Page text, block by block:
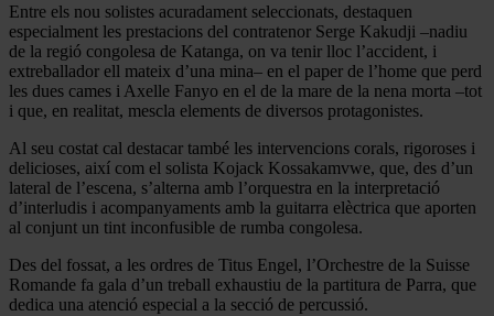
Entre els nou solistes acuradament seleccionats, destaquen
especialment les prestacions del contratenor Serge Kakudji –nadiu
de la regió congolesa de Katanga, on va tenir lloc l’accident, i
extreballador ell mateix d’una mina– en el paper de l’home que perd
les dues cames i Axelle Fanyo en el de la mare de la nena morta –tot
i que, en realitat, mescla elements de diversos protagonistes.
Al seu costat cal destacar també les intervencions corals, rigoroses i
delicioses, així com el solista Kojack Kossakamvwe, que, des d’un
lateral de l’escena, s’alterna amb l’orquestra en la interpretació
d’interludis i acompanyaments amb la guitarra elèctrica que aporten
al conjunt un tint inconfusible de rumba congolesa.
Des del fossat, a les ordres de Titus Engel, l’Orchestre de la Suisse
Romande fa gala d’un treball exhaustiu de la partitura de Parra, que
dedica una atenció especial a la secció de percussió.